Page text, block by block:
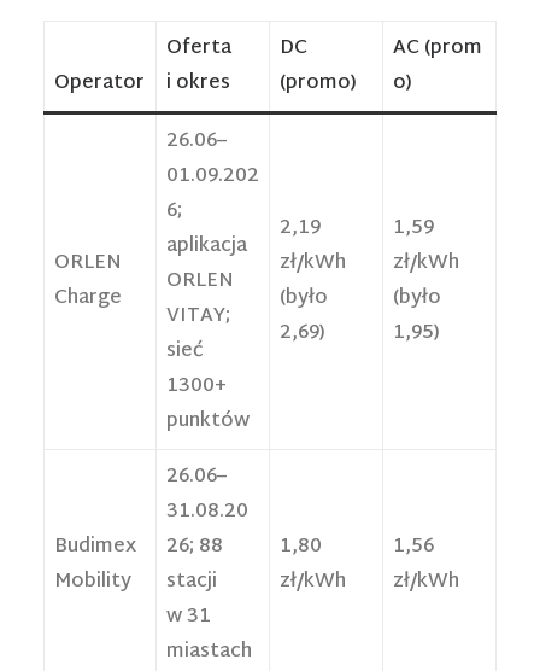
Operator
Oferta
i okres
DC
(promo)
AC (prom
o)
ORLEN
Charge
26.06–
01.09.202
6;
aplikacja
ORLEN
VITAY;
sieć
1300+
punktów
2,19
zł/kWh
(było
2,69)
1,59
zł/kWh
(było
1,95)
Budimex
Mobility
26.06–
31.08.20
26; 88
stacji
w 31
miastach
1,80
zł/kWh
1,56
zł/kWh